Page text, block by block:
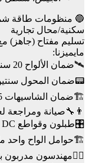
🔵 منظومات طاقة
سكنية/محال تجارية
تسليم مفتاح (جاهز)
مايميزنا:
🛰️ضمان الألواح 20 سنة.
📟ضمان المحول
🏗️ضمان الشاسيهات 5 سنه.
👨‍🔧صيانة ومراجعة
🎛️طبلون وقواطع DC وكابيلات واسلاك جيدة ومضمونة.
🏗️حوامل الواح واحد
👷‍♂️مهندسون مدربون